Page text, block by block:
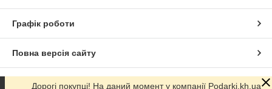
Графік роботи
Повна версія сайту
Сайт створено на маркетплейсі
Дорогі покупці! На даний момент у компанії Podarki.kh.ua